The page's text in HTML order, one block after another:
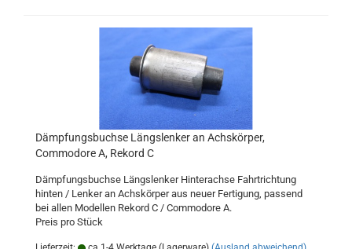
Dämpfungsbuchse Längslenker an Achskörper,
Commodore A, Rekord C
Dämpfungsbuchse Längslenker Hinterachse Fahrtrichtung
hinten / Lenker an Achskörper aus neuer Fertigung, passend
bei allen Modellen Rekord C / Commodore A.
Preis pro Stück